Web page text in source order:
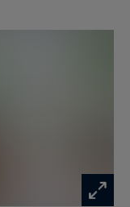
ce niveau et